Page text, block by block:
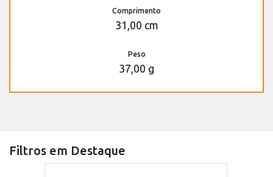
Comprimento
31,00 cm
Peso
37,00 g
Filtros em Destaque